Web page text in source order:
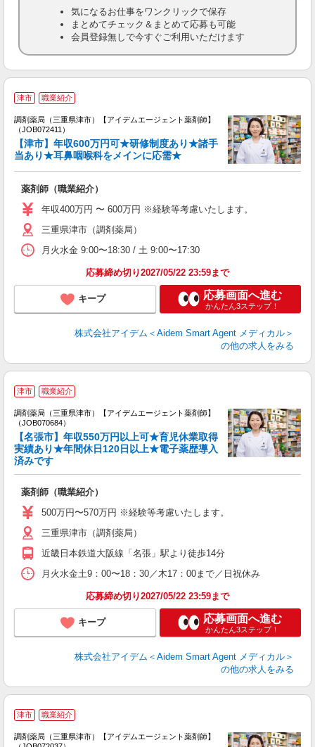
気になるお仕事をワンクリックで保存
まとめてチェック＆まとめて応募も可能
会員登録無しで今すぐご利用いただけます
津市 職業紹介
調剤薬局（三重県津市）【アイデムエージェント薬剤師】
（JOB072411）
【津市】年収600万円可★研修制度あり★諸手
当あり★耳鼻咽喉科をメインに応需★
薬剤師（職業紹介）
年収400万円 〜 600万円 ※経験等考慮いたします。
三重県津市（調剤薬局）
月火水金 9:00〜18:30 / 土 9:00〜17:30
応募締め切り2027/05/22 23:59まで
キープ 応募画面へ進む
かんたん3ステップ！
株式会社アイデム＜Aidem Smart Agent メディカル＞
の他の求人をみる
津市 職業紹介
調剤薬局（三重県津市）【アイデムエージェント薬剤師】
（JOB070684）
【名張市】年収550万円以上可★育児休業取得
実績あり★年間休日120日以上★電子薬歴導入
済みです
薬剤師（職業紹介）
500万円〜570万円 ※経験等考慮いたします。
三重県津市（調剤薬局）
近畿日本鉄道大阪線「名張」駅より徒歩14分
月火水金土9：00〜18：30／木17：00まで／日祝休み
応募締め切り2027/05/22 23:59まで
キープ 応募画面へ進む
かんたん3ステップ！
株式会社アイデム＜Aidem Smart Agent メディカル＞
の他の求人をみる
津市 職業紹介
調剤薬局（三重県津市）【アイデムエージェント薬剤師】